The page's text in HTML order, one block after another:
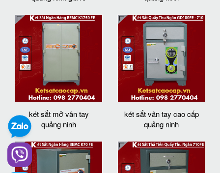
két sắt mở vân tay
quảng ninh
két sắt vân tay cao cấp
quảng ninh